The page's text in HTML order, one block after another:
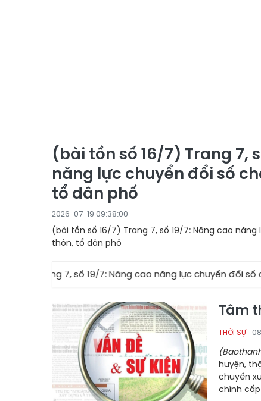
(bài tồn số 16/7) Trang 7,
năng lực chuyển đổi số
tổ dân phố
2026-07-19 09:38:00
(bài tồn số 16/7) Trang 7, số 19/7: Nâng cao
thôn, tổ dân phố
7) Trang 7, số 19/7: Nâng cao năng lực chuyển đổi số
Tâm
THỜI SỰ
huyện,
chuyển
chính